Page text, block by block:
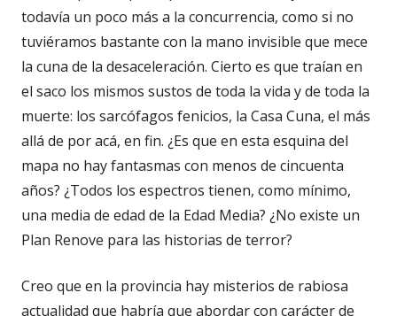
todavía un poco más a la concurrencia, como si no
tuviéramos bastante con la mano invisible que mece
la cuna de la desaceleración. Cierto es que traían en
el saco los mismos sustos de toda la vida y de toda la
muerte: los sarcófagos fenicios, la Casa Cuna, el más
allá de por acá, en fin. ¿Es que en esta esquina del
mapa no hay fantasmas con menos de cincuenta
años? ¿Todos los espectros tienen, como mínimo,
una media de edad de la Edad Media? ¿No existe un
Plan Renove para las historias de terror?
Creo que en la provincia hay misterios de rabiosa
actualidad que habría que abordar con carácter de